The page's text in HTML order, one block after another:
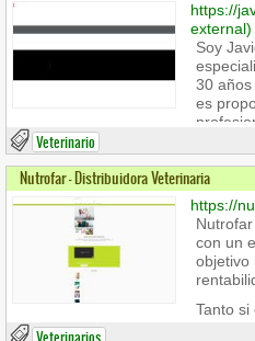
https://
external)
Soy
30
es
y de
Desde
para
Veterinario
Nutrofar - Distribuidora Veterinaria
https://
con un
objetivo
Tanto si
Veterinarios